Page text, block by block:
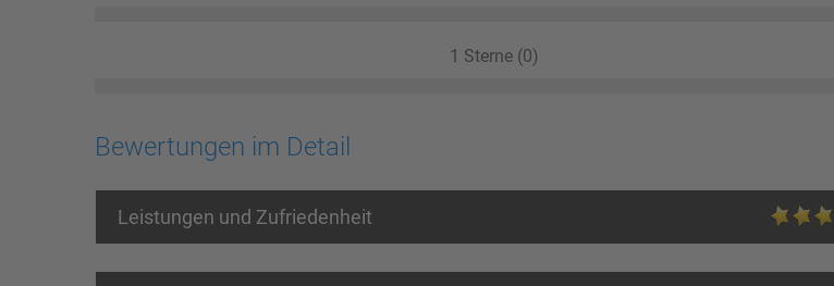
1 Sterne (0)
Bewertungen im Detail
Leistungen und Zufriedenheit